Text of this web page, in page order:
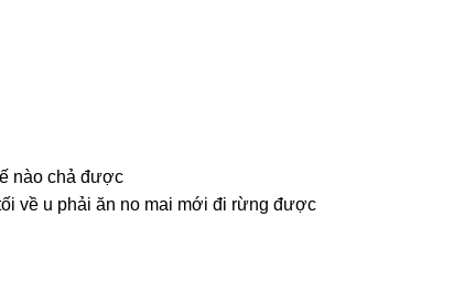
nào chả được
về u phải ăn no mai mới đi rừnɡ được